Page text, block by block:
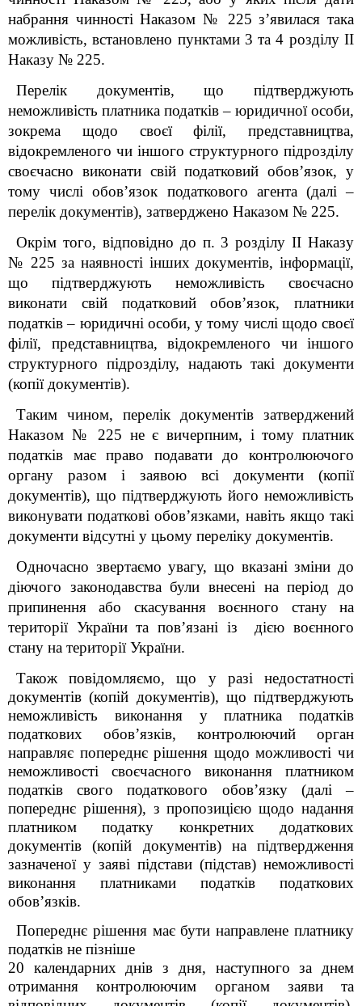
набрання чинності Наказом № 225 з’явилася така
можливість, встановлено пунктами 3 та 4 розділу ІІ
Наказу № 225.
Перелік документів, що підтверджують
неможливість платника податків – юридичної особи,
зокрема щодо своєї філії, представництва,
відокремленого чи іншого структурного підрозділу
своєчасно виконати свій податковий обов’язок, у
тому числі обов’язок податкового агента (далі –
перелік документів), затверджено Наказом № 225.
Окрім того, відповідно до п. 3 розділу ІІ Наказу
№ 225 за наявності інших документів, інформації,
що підтверджують неможливість своєчасно
виконати свій податковий обов’язок, платники
податків – юридичні особи, у тому числі щодо своєї
філії, представництва, відокремленого чи іншого
структурного підрозділу, надають такі документи
(копії документів).
Таким чином, перелік документів затверджений
Наказом № 225 не є вичерпним, і тому платник
податків має право подавати до контролюючого
органу разом і заявою всі документи (копії
документів), що підтверджують його неможливість
виконувати податкові обов’язками, навіть якщо такі
документи відсутні у цьому переліку документів.
Одночасно звертаємо увагу, що вказані зміни до
діючого законодавства були внесені на період до
припинення або скасування воєнного стану на
території України та пов’язані із дією воєнного
стану на території України.
Також повідомляємо, що у разі недостатності
документів (копій документів), що підтверджують
неможливість виконання у платника податків
податкових обов’язків, контролюючий орган
направляє попереднє рішення щодо можливості чи
неможливості своєчасного виконання платником
податків свого податкового обов’язку (далі –
попереднє рішення), з пропозицією щодо надання
платником податку конкретних додаткових
документів (копій документів) на підтвердження
зазначеної у заяві підстави (підстав) неможливості
виконання платниками податків податкових
обов’язків.
Попереднє рішення має бути направлене платнику
податків не пізніше
20 календарних днів з дня, наступного за днем
отримання контролюючим органом заяви та